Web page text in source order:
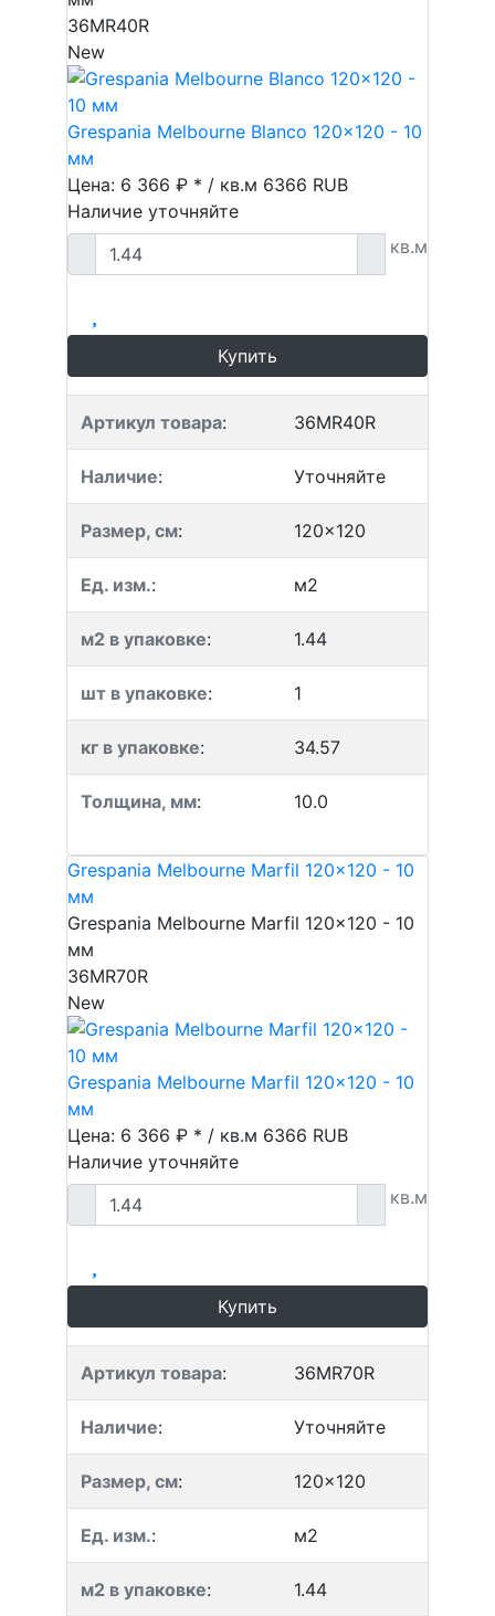
36MR40R
New
Grespania Melbourne Blanco 120x120 - 10
мм
Цена: 6 366 ₽ * / кв.м 6366 RUB
Наличие уточняйте
кв.м
Купить
Артикул товара: 36MR40R
Наличие: Уточняйте
Размер, см: 120x120
Ед. изм.: м2
м2 в упаковке: 1.44
шт в упаковке: 1
кг в упаковке: 34.57
Толщина, мм: 10.0
Grespania Melbourne Marfil 120x120 - 10
мм
Grespania Melbourne Marfil 120x120 - 10
мм
36MR70R
New
Grespania Melbourne Marfil 120x120 - 10
мм
Цена: 6 366 ₽ * / кв.м 6366 RUB
Наличие уточняйте
кв.м
Купить
Артикул товара: 36MR70R
Наличие: Уточняйте
Размер, см: 120x120
Ед. изм.: м2
м2 в упаковке: 1.44